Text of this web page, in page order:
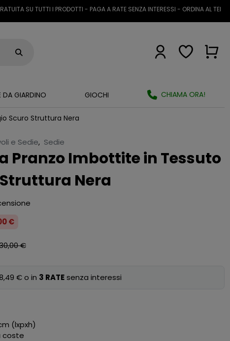
SU TUTTI I PRODOTTI - PAGA A RATE SENZA INTERESSI - ORDINA AL TELEFONO O
DA GIARDINO GIOCHI CHIAMA ORA!
Scuro Struttura Nera
e Sedie, Sedie
Pranzo Imbottite in Tessuto
Nera
€
€
€ o in 3 RATEsenza interessi
(lxpxh)
coste